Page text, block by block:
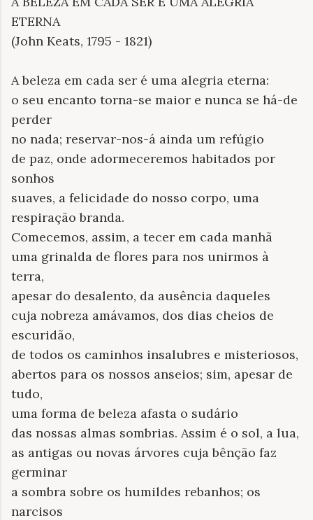
ETERNA
(John Keats, 1795 - 1821)
A beleza em cada ser é uma alegria eterna:
o seu encanto torna-se maior e nunca se há-de
perder
no nada; reservar-nos-á ainda um refúgio
de paz, onde adormeceremos habitados por
sonhos
suaves, a felicidade do nosso corpo, uma
respiração branda.
Comecemos, assim, a tecer em cada manhã
uma grinalda de flores para nos unirmos à
terra,
apesar do desalento, da ausência daqueles
cuja nobreza amávamos, dos dias cheios de
escuridão,
de todos os caminhos insalubres e misteriosos,
abertos para os nossos anseios; sim, apesar de
tudo,
uma forma de beleza afasta o sudário
das nossas almas sombrias. Assim é o sol, a lua,
as antigas ou novas árvores cuja bênção faz
germinar
a sombra sobre os humildes rebanhos; os
narcisos